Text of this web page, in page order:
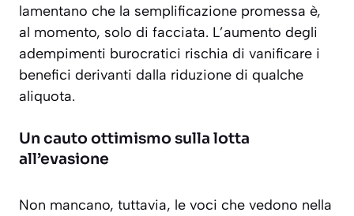
lamentano che la semplificazione promessa è,
al momento, solo di facciata. L’aumento degli
adempimenti burocratici rischia di vanificare i
benefici derivanti dalla riduzione di qualche
aliquota.
Un cauto ottimismo sulla lotta
all’evasione
Non mancano, tuttavia, le voci che vedono nella